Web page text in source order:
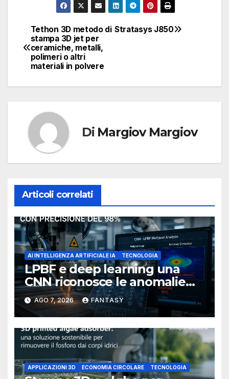
Navigazione
articoli
Stratasys J850
Tethon 3D metodo di
stampa 3D jet per
ceramiche, metalli,
polimeri o altri
materiali in polvere
Di Margiov Margiov
Articoli correlati
AI INTELLIGENZA ARTIFICIALE IA TECNOLOGIA
LPBF e deep learning una
CNN riconosce le anomalie
del bagno di fusione
AGO 7, 2026 FANTASY
APPLICAZIONI 3D ECONOMIA CIRCOLARE TECNOLOGIA